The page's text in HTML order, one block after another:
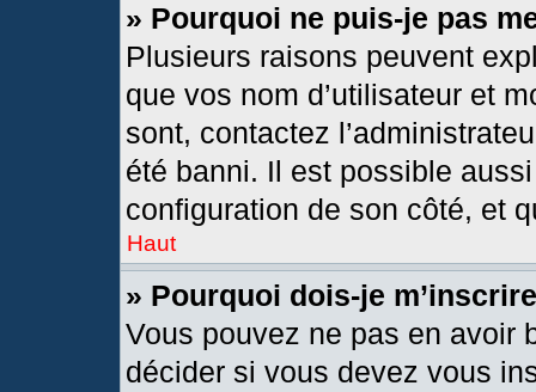
» Pourquoi ne puis-je pas
Plusieurs raisons peuvent
que vos nom d’utilisateur et
sont, contactez
été banni. Il est possible
configuration de son côté, et
Haut
» Pourquoi dois-je
Vous pouvez ne pas en avoir
décider si vous devez vous